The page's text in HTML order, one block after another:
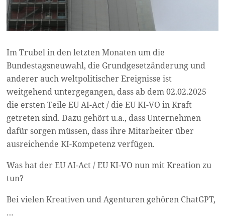
Im Trubel in den letzten Monaten um die
Bundestagsneuwahl, die Grundgesetzänderung und
anderer auch weltpolitischer Ereignisse ist
weitgehend untergegangen, dass ab dem 02.02.2025
die ersten Teile EU AI-Act / die EU KI-VO in Kraft
getreten sind. Dazu gehört u.a., dass Unternehmen
dafür sorgen müssen, dass ihre Mitarbeiter über
ausreichende KI-Kompetenz verfügen.
Was hat der EU AI-Act / EU KI-VO nun mit Kreation zu
tun?
Bei vielen Kreativen und Agenturen gehören ChatGPT,
…